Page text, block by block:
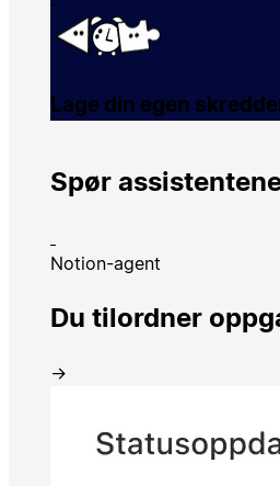
Lage din egen
Spør
Notion-agent
Du tilordner
→